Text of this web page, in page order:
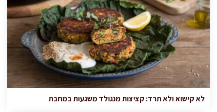
לא קישוא ולא תרד: קציצות מנגולד משגעות במחבת